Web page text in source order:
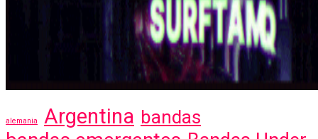
alemania Argentina bandas